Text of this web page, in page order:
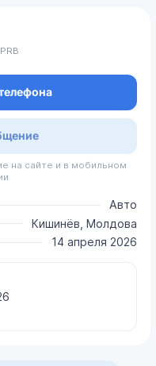
на сайте и в мобильном
Авто
Кишинёв, Молдова
14 апреля 2026